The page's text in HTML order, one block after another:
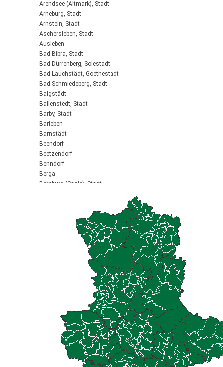
Arendsee (Altmark), Stadt
Arneburg, Stadt
Arnstein, Stadt
Aschersleben, Stadt
Ausleben
Bad Bibra, Stadt
Bad Dürrenberg, Solestadt
Bad Lauchstädt, Goethestadt
Bad Schmiedeberg, Stadt
Balgstädt
Ballenstedt, Stadt
Barby, Stadt
Barleben
Barnstädt
Beendorf
Beetzendorf
Benndorf
Berga
Bernburg (Saale), Stadt
Bitterfeld-Wolfen, Stadt
Blankenburg (Harz), Stadt
Brücken-Hackpfüffel
Bülstringen
Burg, Stadt
Burgstall
Calbe (Saale), Stadt